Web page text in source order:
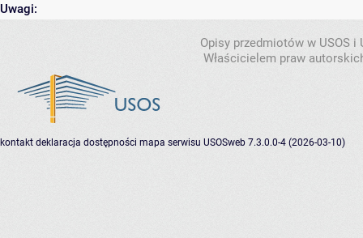
Uwagi:
Opisy przedmiotów w USOS
Właścicielem praw
kontakt deklaracja dostępności mapa serwisu USOSweb 7.3.0.0-4 (2026-03-10)